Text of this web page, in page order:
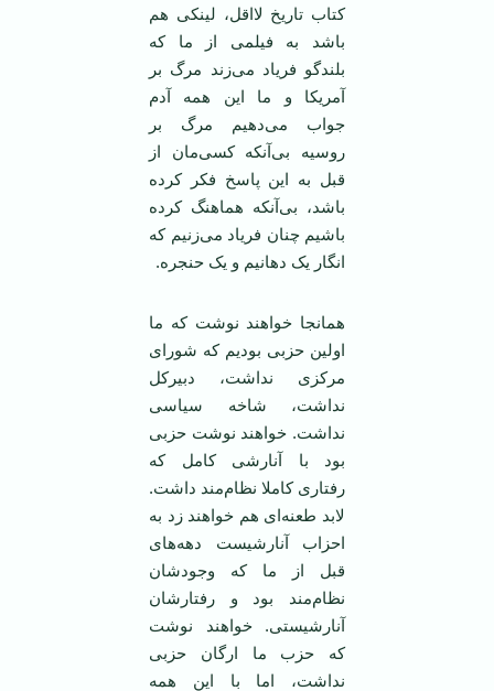
کتاب تاریخ لااقل، لینکی هم
باشد به فیلمی ‌از ما که
بلندگو فریاد می‌زند مرگ بر
آمریکا و ما این همه آدم
جواب می‌دهیم مرگ بر
روسیه بی‌آنکه کسی‌مان از
قبل به این پاسخ فکر کرده
باشد، بی‌آنکه هماهنگ کرده
باشیم چنان فریاد می‌زنیم که
انگار یک دهانیم و یک حنجره.
همانجا خواهند نوشت که ما
اولین حزبی بودیم که شورای
مرکزی نداشت، دبیرکل
نداشت، شاخه سیاسی
نداشت. خواهند نوشت حزبی
بود با آنارشی کامل که
رفتاری کاملا نظام‌مند داشت.
لابد طعنه‌ای هم خواهند زد به
احزاب آنارشیست دهه‌های
قبل از ما که وجودشان
نظام‌مند بود و رفتارشان
آنارشیستی. خواهند نوشت
که حزب ما ارگان حزبی
نداشت، اما با این همه